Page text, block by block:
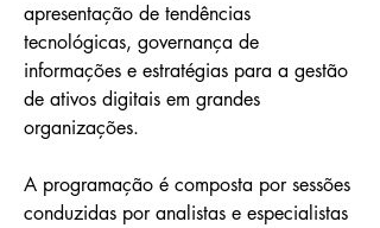
apresentação de tendências
tecnológicas, governança de
informações e estratégias para a gestão
de ativos digitais em grandes
organizações.
A programação é composta por sessões
conduzidas por analistas e especialistas